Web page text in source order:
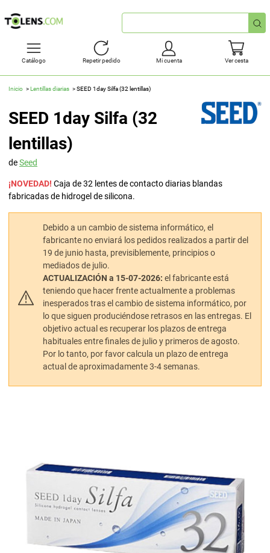
Búsqueda
rápida
Catálogo Repetir pedido Mi cuenta Ver cesta
Inicio Lentillas diarias SEED 1day Silfa (32 lentillas)
SEED 1day Silfa (32
lentillas)
deSeed
¡NOVEDAD! Caja de 32 lentes de contacto diarias blandas
fabricadas de hidrogel de silicona.
Debido a un cambio de sistema informático, el
fabricante no enviará los pedidos realizados a partir del
19 de junio hasta, previsiblemente, principios o
mediados de julio.
ACTUALIZACIÓN a 15-07-2026: el fabricante está
teniendo que hacer frente actualmente a problemas
inesperados tras el cambio de sistema informático, por
lo que siguen produciéndose retrasos en las entregas. El
objetivo actual es recuperar los plazos de entrega
habituales entre finales de julio y primeros de agosto.
Por lo tanto, por favor calcula un plazo de entrega
actual de aproximadamente 3-4 semanas.